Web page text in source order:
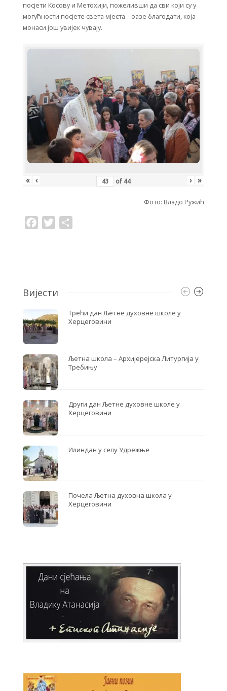
посјети Косову и Метохији, пожеливши да сви који су у
могућности посјете света мјеста – оазе благодати, која
монаси још увијек чувају.
« ‹ of 44 › »
Фото: Владо Ружић
a
T
w
Вијести
Трећи дан Љетне духовне школе у
Херцеговини
Љетна школа – Архијерејска Литургија у
Требињу
Други дан Љетне духовне школе у
Херцеговини
Илиндан у селу Удрежње
Почела Љетна духовна школа у
Херцеговини